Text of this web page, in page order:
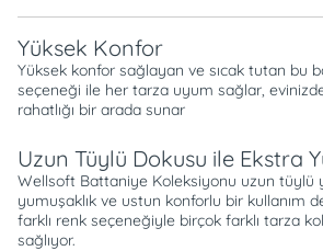
Yüksek Konfor
Yüksek konfor sağlayan ve sıcak tutan bu
seçeneği ile her tarza uyum sağlar, evinizde
rahatlığı bir arada sunar
Uzun Tüylü Dokusu ile Ekstra
Wellsoft Battaniye Koleksiyonu uzun tüylü
yumuşaklık ve ustun konforlu bir kullanım
farklı renk seçeneğiyle birçok farklı tarza
sağlıyor.